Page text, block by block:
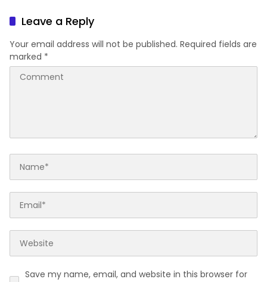
Online Metroone
Leave a Reply
Your email address will not be published. Required fields are
marked *
Save my name, email, and website in this browser for